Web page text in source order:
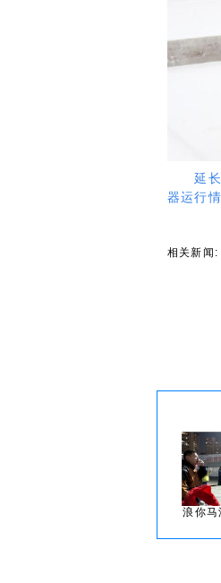
延长油
器运行
相关新闻:
浪你马